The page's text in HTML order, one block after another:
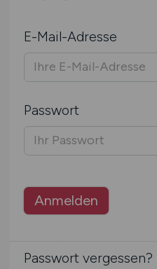
E-Mail-Adresse
Passwort
Anmelden
Passwort vergessen?